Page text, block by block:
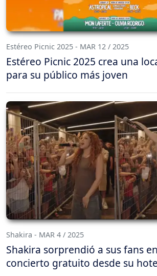
Estéreo Picnic 2025 - MAR 12 / 2025
Estéreo Picnic 2025 crea una
para su público más joven
Shakira - MAR 4 / 2025
Shakira sorprendió a sus fans
concierto gratuito desde su